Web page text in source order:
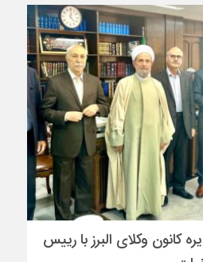
کانون وکلاى البرز با رییس